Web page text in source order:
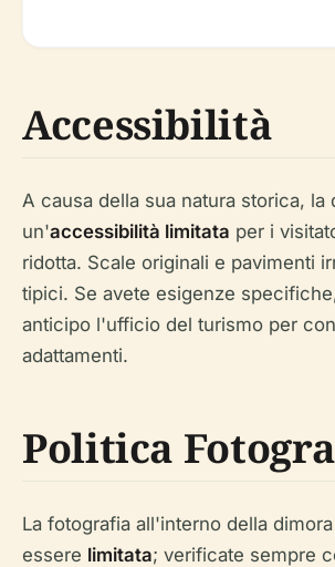
Accessibilità
A causa della sua natura storica, la
un'accessibilità limitata per i
ridotta. Scale originali e pavimenti
tipici. Se avete esigenze
anticipo l'ufficio del turismo per
adattamenti.
Politica
La fotografia all'interno della
essere limitata; verificate sempre